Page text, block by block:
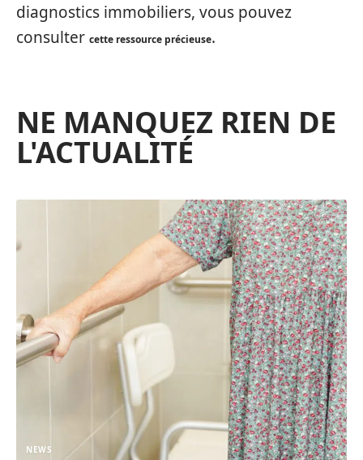
diagnostics immobiliers, vous pouvez
consulter cette ressource précieuse.
NE MANQUEZ RIEN DE
L'ACTUALITÉ
NEWS